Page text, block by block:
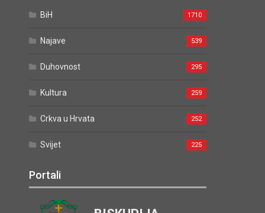
BiH 1710
Najave 539
Duhovnost 295
Kultura 259
Crkva u Hrvata 252
Svijet 225
Portali